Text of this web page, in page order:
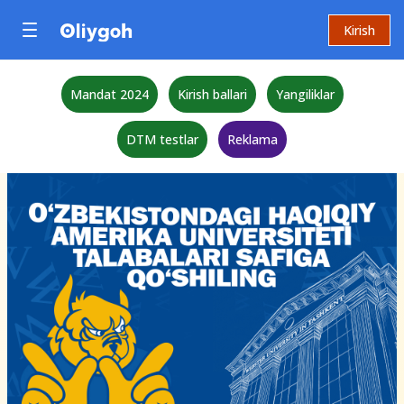
Kirish
Mandat 2024 Kirish ballari Yangiliklar
DTM testlar Reklama